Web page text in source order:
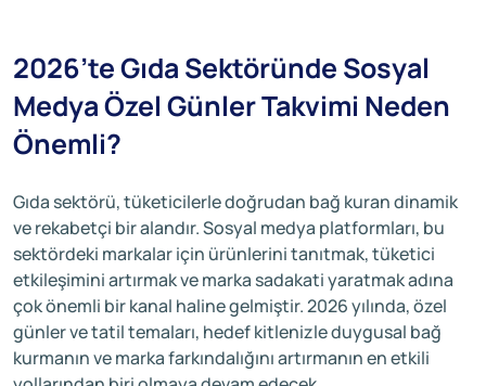
2026’te Gıda Sektöründe Sosyal
Medya Özel Günler Takvimi Neden
Önemli?
Gıda sektörü, tüketicilerle doğrudan bağ kuran dinamik
ve rekabetçi bir alandır. Sosyal medya platformları, bu
sektördeki markalar için ürünlerini tanıtmak, tüketici
etkileşimini artırmak ve marka sadakati yaratmak adına
çok önemli bir kanal haline gelmiştir. 2026 yılında, özel
günler ve tatil temaları, hedef kitlenizle duygusal bağ
kurmanın ve marka farkındalığını artırmanın en etkili